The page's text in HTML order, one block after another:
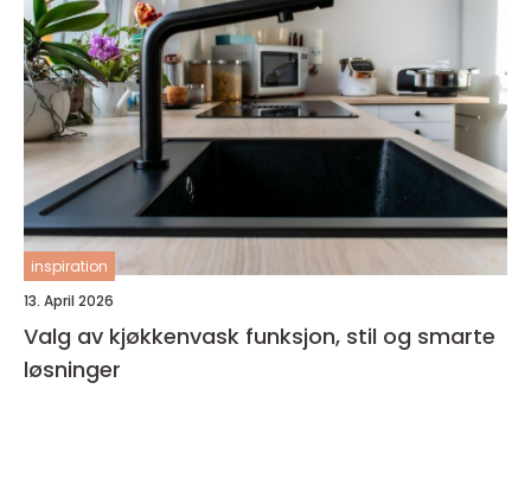
inspiration
13. April 2026
Valg av kjøkkenvask funksjon, stil og smarte
løsninger